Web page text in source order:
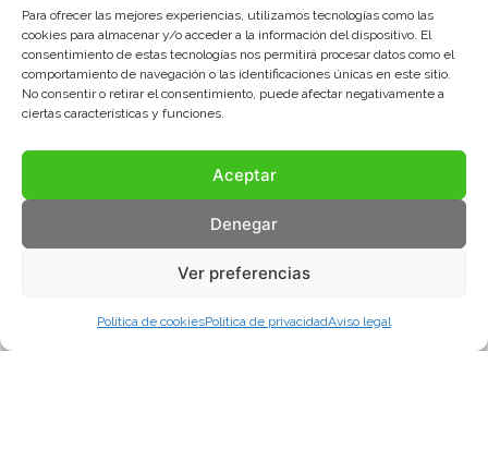
Para ofrecer las mejores experiencias, utilizamos tecnologías como las
cookies para almacenar y/o acceder a la información del dispositivo. El
consentimiento de estas tecnologías nos permitirá procesar datos como el
comportamiento de navegación o las identificaciones únicas en este sitio.
No consentir o retirar el consentimiento, puede afectar negativamente a
ciertas características y funciones.
Aceptar
Denegar
Ver preferencias
Política de cookiesPolítica de privacidadAviso legal